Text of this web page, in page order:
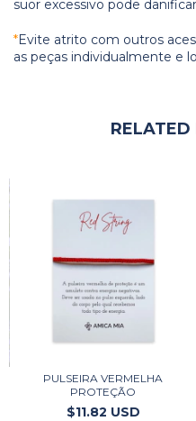
suor excessivo pode
*Evite atrito com outros
as peças individualmente e
RELATED
PULSEIRA VERMELHA
PROTEÇÃO
$11.82 USD